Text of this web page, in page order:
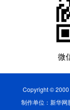
微
Copyright ©
制作单位：新华